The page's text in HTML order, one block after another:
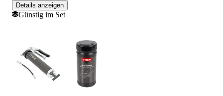
Details anzeigen
Günstig im Set